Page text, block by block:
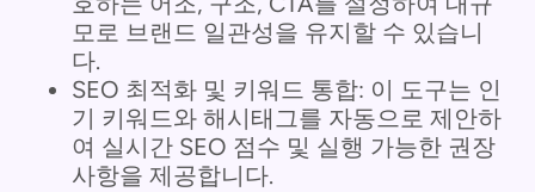
모로 브랜드 일관성을 유지할 수 있습니
다.
SEO 최적화 및 키워드 통합: 이 도구는 인
기 키워드와 해시태그를 자동으로 제안하
여 실시간 SEO 점수 및 실행 가능한 권장
사항을 제공합니다.